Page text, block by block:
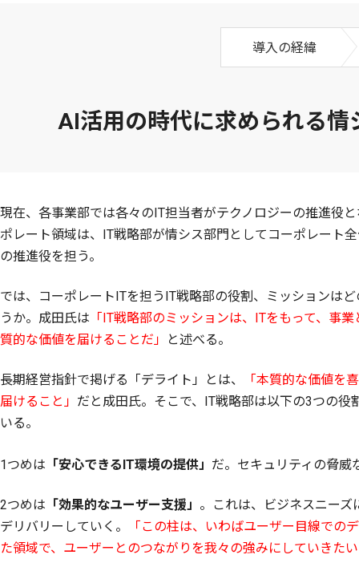
AI活用の時代に求められる
導入の経緯
現在、各事業部では各々のIT担当者がテクノロジーの推進役
ポレート領域は、IT戦略部が情シス部門としてコーポレート
の推進役を担う。
では、コーポレートITを担うIT戦略部の役割、ミッションは
うか。成田氏は 「IT戦略部のミッションは、ITをもって、事
質的な価値を届けることだ」
と述べる。
長期経営指針で掲げる「デライト」とは、
「本質的な価値を
届けること」 だと成田氏。そこで、IT戦略部は以下の3つの役
いる。
1つめは 「安心できるIT環境の提供」 だ。セキュリティの脅威
2つめは 「効果的なユーザー支援」 。これは、ビジネスニー
デリバリーしていく。
「この柱は、いわばユーザー目線での
た領域で、ユーザーとのつながりを我々の強みにしていきた